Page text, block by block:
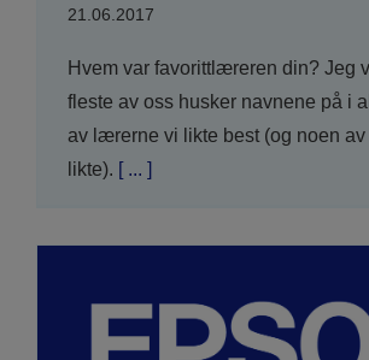
21.06.2017
Hvem var favorittlæreren din? Jeg
fleste av oss husker navnene på i
av lærerne vi likte best (og noen av
likte). [ ... ]